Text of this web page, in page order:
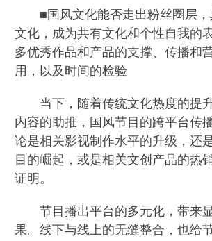
■国风文化能否走出粉丝圈层，
文化，成为共有文化和个性自我的
多优秀作品和产品的支撑、传播和
用，以及时间的检验
当下，随着传统文化热度的提
内容的助推，国风节目的跨平台传
论是相关影视制作水平的升级，还
目的崛起，或是相关文创产品的热
证明。
节目播出平台的多元化，带来
果。线下与线上的无缝整合，也给